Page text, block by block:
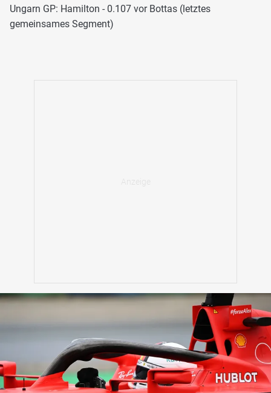
Ungarn GP: Hamilton - 0.107 vor Bottas (letztes
gemeinsames Segment)